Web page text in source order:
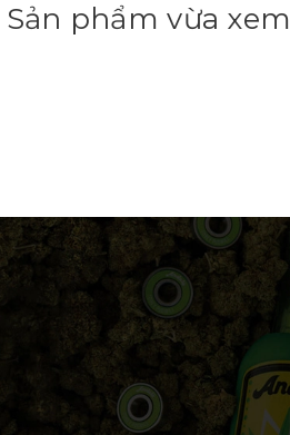
Sản phẩm vừa xem